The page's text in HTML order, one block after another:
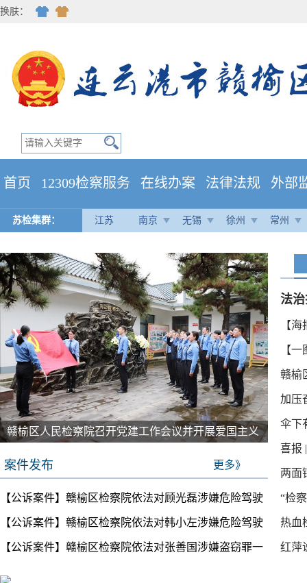
换肤：
首页 12309检察服务 在线办案 法律法规 外部
苏检集群： 江苏 南京 无锡 徐州 常州
赣榆区人民检察院召开党建工作会议并开展爱国主义
千里调研 共话保护 | 陕西省政协专题调研赣榆未成年
案件发布 更多》
【公诉案件】赣榆区检察院依法对顾光磊涉嫌危险驾驶
罪提起公诉
【公诉案件】赣榆区检察院依法对韩小左涉嫌危险驾驶
罪提起公诉
【公诉案件】赣榆区检察院依法对张善国涉嫌盗窃罪一
法
年
【
【
赣榆
加压
实基
伞下
普法
喜报
两面
“检
热血
红萍